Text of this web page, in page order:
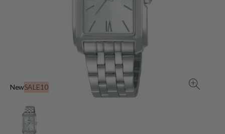
NewSALE10
Öffnen
Medien
in
der
Galerieansicht